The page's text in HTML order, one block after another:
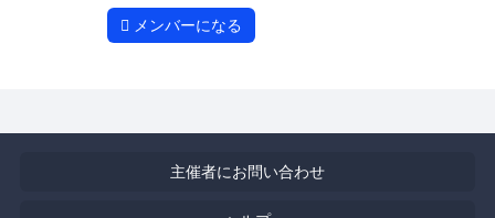
メンバーになる
主催者にお問い合わせ